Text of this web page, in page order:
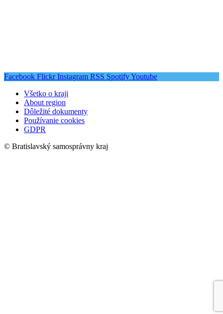
Facebook Flickr Instagram RSS SpotifyYoutube
Všetko o kraji
About region
Dôležité dokumenty
Používanie cookies
GDPR
© Bratislavský samosprávny kraj